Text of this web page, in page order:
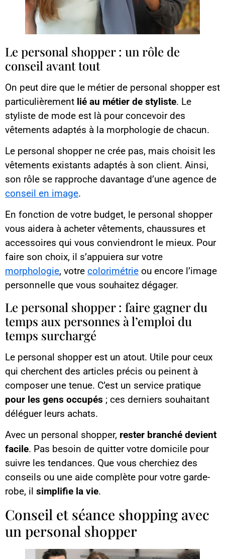
Le personal shopper : un rôle de
conseil avant tout
On peut dire que le métier de personal shopper est
particulièrement lié au métier de styliste. Le
styliste de mode est là pour concevoir des
vêtements adaptés à la morphologie de chacun.
Le personal shopper ne crée pas, mais choisit les
vêtements existants adaptés à son client. Ainsi,
son rôle se rapproche davantage d’une agence de
conseil en image.
En fonction de votre budget, le personal shopper
vous aidera à acheter vêtements, chaussures et
accessoires qui vous conviendront le mieux. Pour
faire son choix, il s’appuiera sur votre
morphologie, votre colorimétrie ou encore l’image
personnelle que vous souhaitez dégager.
Le personal shopper : faire gagner du
temps aux personnes à l’emploi du
temps surchargé
Le personal shopper est un atout. Utile pour ceux
qui cherchent des articles précis ou peinent à
composer une tenue. C’est un service pratique
pour les gens occupés ; ces derniers souhaitant
déléguer leurs achats.
Avec un personal shopper, rester branché devient
facile. Pas besoin de quitter votre domicile pour
suivre les tendances. Que vous cherchiez des
conseils ou une aide complète pour votre garde-
robe, il simplifie la vie.
Conseil et séance shopping avec
un personal shopper